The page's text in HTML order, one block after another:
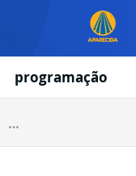
programação